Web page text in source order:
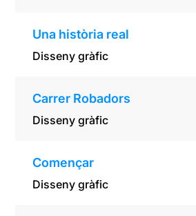
Una història real
Disseny gràfic
Carrer Robadors
Disseny gràfic
Començar
Disseny gràfic